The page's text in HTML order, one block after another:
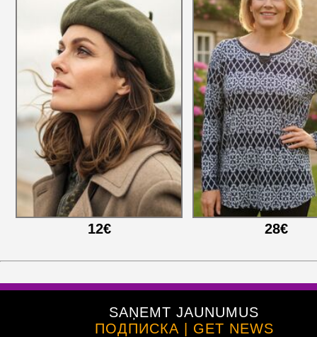
12€ 28€
SAŅEMT JAUNUMUS
ПОДПИСКА | GET NEWS